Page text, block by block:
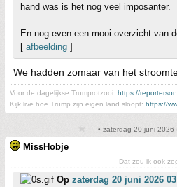
hand was is het nog veel imposanter.
En nog even een mooi overzicht van
[ afbeelding ]
We hadden zomaar van het
Voor de dagelijkse Trumprotzooi: https://
Kijk live hoe Trump zijn eigen land sloopt: https://
• zaterdag 20 juni 2026
MissHobje
Dat zou ik ook
Op zaterdag 20 juni 2026